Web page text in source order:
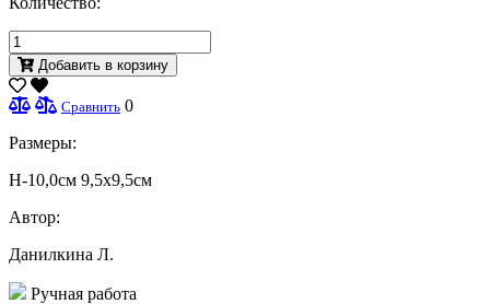
Добавить в корзину
Сравнить 0
Размеры:
H-10,0см 9,5х9,5см
Автор:
Данилкина Л.
Ручная работа